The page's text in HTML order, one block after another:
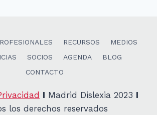
RECURSOS
MEDIOS
SOCIOS AGENDA
BLOG
CONTACTO
I Madrid Dislexia 2023 I
los derechos reservados